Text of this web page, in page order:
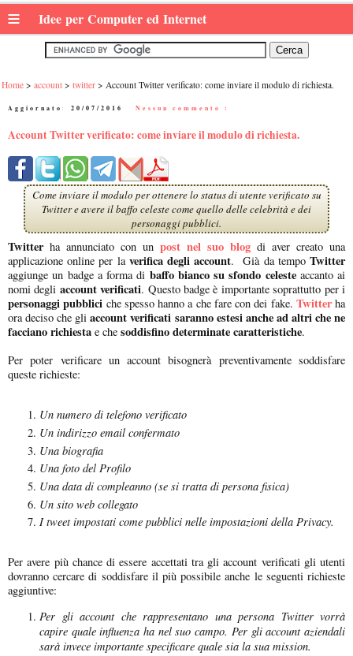
≡ Idee per Computer ed Internet
Home account twitter Account Twitter verificato: come inviare il modulo di richiesta.
Aggiornato: 20/07/2016 Nessun commento :
Account Twitter verificato: come inviare il modulo di richiesta.
Come inviare il modulo per ottenere lo status di utente verificato su
Twitter e avere il baffo celeste come quello delle celebrità e dei
personaggi pubblici.
Twitterha annunciato con un post nel suo blog di aver creato una
applicazione online per la verifica degli account. Già da tempoTwitter
aggiunge un badge a forma di baffo bianco su sfondo celesteaccanto ai
nomi degli account verificati. Questo badge è importante soprattutto per i
personaggi pubblici che spesso hanno a che fare con dei fake. Twitterha
ora deciso che gliaccount verificati saranno estesi anche ad altri che ne
facciano richiesta e che soddisfino determinate caratteristiche.
Per poter verificare un account bisognerà preventivamente soddisfare
queste richieste:
Un numero di telefono verificato
Un indirizzo email confermato
Una biografia
Una foto del Profilo
Una data di compleanno (se si tratta di persona fisica)
Un sito web collegato
I tweet impostati come pubblici nelle impostazioni della Privacy.
Per avere più chance di essere accettati tra gli account verificati gli utenti
dovranno cercare di soddisfare il più possibile anche le seguenti richieste
aggiuntive:
Per gli account che rappresentano una persona Twitter vorrà
capire quale influenza ha nel suo campo. Per gli account aziendali
sarà invece importante specificare quale sia la sua mission.